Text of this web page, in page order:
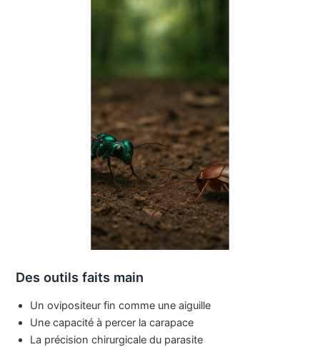
Des outils faits main
Un ovipositeur fin comme une aiguille
Une capacité à percer la carapace
La précision chirurgicale du parasite